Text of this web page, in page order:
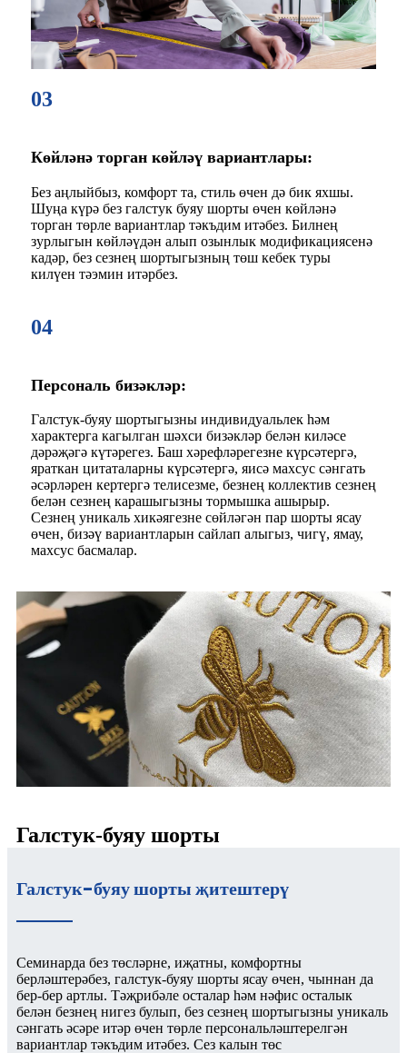
03
Көйләнә торган көйләү вариантлары:
Без аңлыйбыз, комфорт та, стиль өчен дә бик яхшы.
Шуңа күрә без галстук буяу шорты өчен көйләнә
торган төрле вариантлар тәкъдим итәбез. Билнең
зурлыгын көйләүдән алып озынлык модификациясенә
кадәр, без сезнең шортыгызның төш кебек туры
килүен тәэмин итәрбез.
04
Персональ бизәкләр:
Галстук-буяу шортыгызны индивидуальлек һәм
характерга кагылган шәхси бизәкләр белән киләсе
дәрәҗәгә күтәрегез. Баш хәрефләрегезне күрсәтергә,
яраткан цитаталарны күрсәтергә, яисә махсус сәнгать
әсәрләрен кертергә телисезме, безнең коллектив сезнең
белән сезнең карашыгызны тормышка ашырыр.
Сезнең уникаль хикәягезне сөйләгән пар шорты ясау
өчен, бизәү вариантларын сайлап алыгыз, чигү, ямау,
махсус басмалар.
Галстук-буяу шорты
Галстук-буяу шорты җитештерү
Семинарда без төсләрне, иҗатны, комфортны
берләштерәбез, галстук-буяу шорты ясау өчен, чыннан да
бер-бер артлы. Тәҗрибәле осталар һәм нәфис осталык
белән безнең нигез булып, без сезнең шортыгызны уникаль
сәнгать әсәре итәр өчен төрле персональләштерелгән
вариантлар тәкъдим итәбез. Сез калын төс